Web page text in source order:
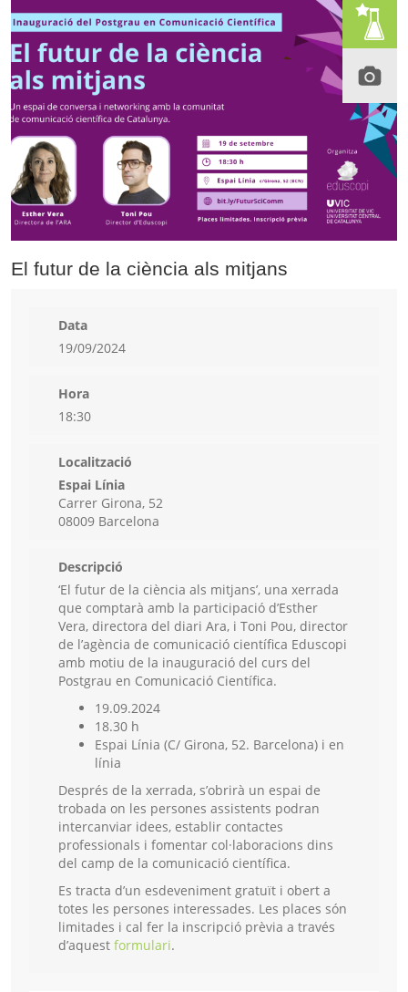
El futur de la ciència als mitjans
Data
19/09/2024
Hora
18:30
Localització
Espai Línia
Carrer Girona, 52
08009 Barcelona
Descripció
‘El futur de la ciència als mitjans’, una xerrada
que comptarà amb la participació d’Esther
Vera, directora del diari Ara, i Toni Pou, director
de l’agència de comunicació científica Eduscopi
amb motiu de la inauguració del curs del
Postgrau en Comunicació Científica.
19.09.2024
18.30 h
Espai Línia (C/ Girona, 52. Barcelona) i en
línia
Després de la xerrada, s’obrirà un espai de
trobada on les persones assistents podran
intercanviar idees, establir contactes
professionals i fomentar col·laboracions dins
del camp de la comunicació científica.
Es tracta d’un esdeveniment gratuït i obert a
totes les persones interessades. Les places són
limitades i cal fer la inscripció prèvia a través
d’aquest formulari.